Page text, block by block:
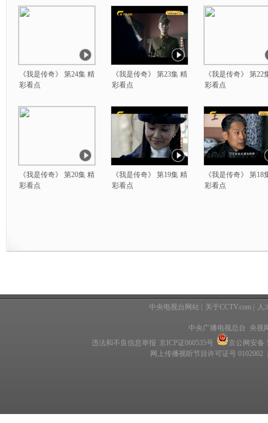
《我是传奇》 第24集 精
彩看点
《我是传奇》 第23集 精
彩看点
《我是传奇》 第22
彩看点
《我是传奇》 第20集 精
彩看点
《我是传奇》 第19集 精
彩看点
《我是传奇》 第18
彩看点
中央电视台网站 关于CCTV.com 人
中央广播电视总台 央视
违法和不良信息举报 京ICP证060535号
京公网安备
网上传播视听节目许可证号 0102002